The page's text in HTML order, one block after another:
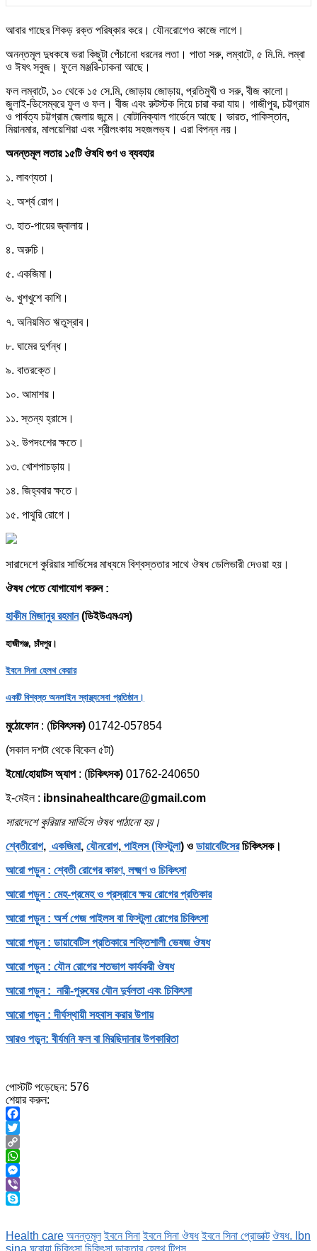
আবার গাছের শিকড় রক্ত পরিষ্কার করে। যৌনরোগেও কাজে লাগে।
অনন্তমূল দুধকষে ভরা কিছুটা পেঁচানো ধরনের লতা। পাতা সরু, লম্বাটে, ৫ মি.মি. লম্বা
ও ঈষৎ সবুজ। ফুলে মঞ্জরি-ঢাকনা আছে।
ফল লম্বাটে, ১০ থেকে ১৫ সে.মি, জোড়ায় জোড়ায়, প্রতিমুখী ও সরু, বীজ কালো।
জুলাই-ডিসেম্বরে ফুল ও ফল। বীজ এবং রুটস্টক দিয়ে চারা করা যায়। গাজীপুর, চট্টগ্রাম
ও পার্বত্য চট্টগ্রাম জেলায় জন্মে। বোটানিক্যাল গার্ডেনে আছে। ভারত, পাকিস্তান,
মিয়ানমার, মালয়েশিয়া এবং শ্রীলংকায় সহজলভ্য। এরা বিপন্ন নয়।
অনন্তমূল লতার ১৫টি ঔষধি গুণ ও ব্যবহার
১. লাবণ্যতা।
২. অর্শ্ব রোগ।
৩. হাত-পায়ের জ্বালায়।
৪. অরুচি।
৫. একজিমা।
৬. খুশখুশে কাশি।
৭. অনিয়মিত ঋতুস্রাব।
৮. ঘামের দুর্গন্ধ।
৯. বাতরক্তে।
১০. আমাশয়।
১১. স্তন্য হ্রাসে।
১২. উপদংশের ক্ষতে।
১৩. খোশপাচড়ায়।
১৪. জিহ্ববার ক্ষতে।
১৫. পাথুরি রোগে।
সারাদেশে কুরিয়ার সার্ভিসের মাধ্যমে বিশ্বস্ততার সাথে ঔষধ ডেলিভারী দেওয়া হয়।
ঔষধ পেতে যোগাযোগ করুন :
হাকীম মিজানুর রহমান(ডিইউএমএস)
হাজীগঞ্জ, চাঁদপুর।
ইবনে সিনা হেলথ কেয়ার
একটি বিশ্বস্ত অনলাইন স্বাস্থ্যসেবা প্রতিষ্ঠান।
মুঠোফোন: (চিকিৎসক) 01742-057854
(সকাল দশটা থেকে বিকেল ৫টা)
ইমো/হোয়াটস অ্যাপ: (চিকিৎসক) 01762-240650
ই-মেইল : ibnsinahealthcare@gmail.com
সারাদেশে কুরিয়ার সার্ভিসে ঔষধ পাঠানো হয়।
শ্বেতীরোগ, একজিমা, যৌনরোগ, পাইলস (ফিস্টুলা) ও ডায়াবেটিসেরচিকিৎসক।
আরো পড়ুন : শ্বেতী রোগের কারণ, লক্ষ্মণ ও চিকিৎসা
আরো পড়ুন : মেহ-প্রমেহ ও প্রস্রাবে ক্ষয় রোগের প্রতিকার
আরো পড়ুন : অর্শ গেজ পাইলস বা ফিস্টুলা রোগের চিকিৎসা
আরো পড়ুন : ডায়াবেটিস প্রতিকারে শক্তিশালী ভেষজ ঔষধ
আরো পড়ুন : যৌন রোগের শতভাগ কার্যকরী ঔষধ
আরো পড়ুন : নারী-পুরুষের যৌন দুর্বলতা এবং চিকিৎসা
আরো পড়ুন : দীর্ঘস্থায়ী সহবাস করার উপায়
আরও পড়ুন: বীর্যমনি ফল বা মিরছিদানার উপকারিতা
পোস্টটি পড়েছেন: 576
শেয়ার করুন:
Facebook
Twitter
Copy
Link
WhatsApp
Messenger
Viber
Health care অনন্তমূল ইবনে সিনা ইবনে সিনা ঔষধ ইবনে সিনা প্রোডাক্ট ঔষধ. Ibn
sina ঘরোয়া চিকিৎসা চিকিৎসা ডাক্তার হেলথ টিপস